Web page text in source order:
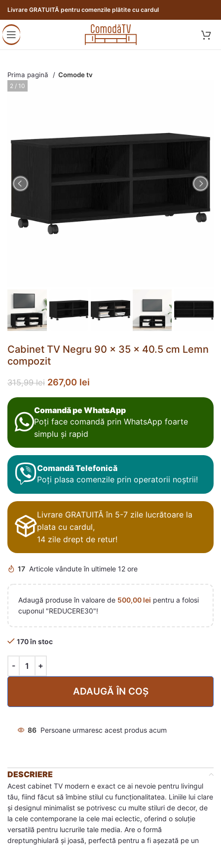
Livrare GRATUITĂ pentru comenzile plătite cu cardul
Prima pagină Comode tv
3 / 10
Cabinet TV Negru 90 x 35 x 40.5 cm Lemn
compozit
315,99lei 267,00 lei
Comandă pe WhatsApp
Poți face comandă prin WhatsApp foarte
simplu și rapid
Comandă Telefonică
Poți plasa comenzile prin operatorii noștrii!
Livrare GRATUITĂ în 5-7 zile lucrătoare la
plata cu cardul,
14 zile drept de retur!
17 Articole vândute în ultimele 12 ore
Adaugă produse în valoare de 500,00 lei pentru a folosi
cuponul "REDUCERE30"!
170 în stoc
ADAUGĂ ÎN COȘ
86 Persoane urmaresc acest produs acum
DESCRIERE
Acest cabinet TV modern e exact ce ai nevoie pentru livingul
tău, fiind făcut să îmbine stilul cu funcționalitatea. Liniile lui clare
și designul minimalist se potrivesc cu multe stiluri de decor, de
la cele contemporane la cele mai eclectic, oferind o soluție
versatilă pentru lucrurile tale media. Are o formă
dreptunghiulară și joasă, perfectă pentru a fi așezată pe un